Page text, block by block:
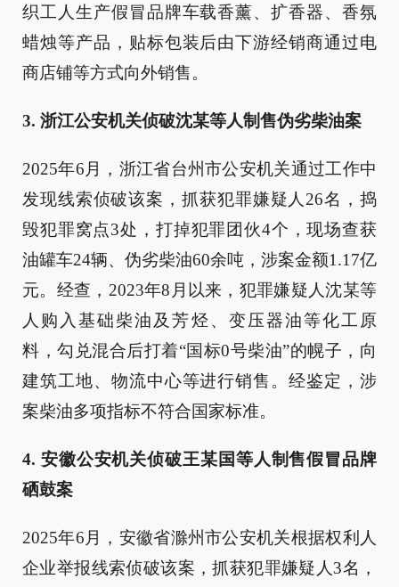
织工人生产假冒品牌车载香薰、扩香器、香氛
蜡烛等产品，贴标包装后由下游经销商通过电
商店铺等方式向外销售。
3. 浙江公安机关侦破沈某等人制售伪劣柴油案
2025年6月，浙江省台州市公安机关通过工作中
发现线索侦破该案，抓获犯罪嫌疑人26名，捣
毁犯罪窝点3处，打掉犯罪团伙4个，现场查获
油罐车24辆、伪劣柴油60余吨，涉案金额1.17亿
元。经查，2023年8月以来，犯罪嫌疑人沈某等
人购入基础柴油及芳烃、变压器油等化工原
料，勾兑混合后打着“国标0号柴油”的幌子，向
建筑工地、物流中心等进行销售。经鉴定，涉
案柴油多项指标不符合国家标准。
4. 安徽公安机关侦破王某国等人制售假冒品牌
硒鼓案
2025年6月，安徽省滁州市公安机关根据权利人
企业举报线索侦破该案，抓获犯罪嫌疑人3名，